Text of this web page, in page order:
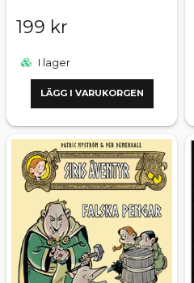
199 kr
I lager
LÄGG I VARUKORGEN